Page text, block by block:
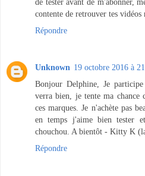
contente de retrouver tes vidéos
Répondre
Unknown 19 octobre 2016 à
Bonjour Delphine, Je
verra bien, je tente ma chance
ces marques. Je n'achète pas
en temps j'aime bien tester
chouchou. A bientôt - Kitty K
Répondre